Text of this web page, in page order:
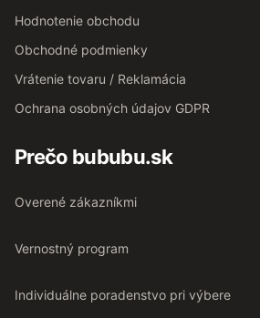
Hodnotenie obchodu
Obchodné podmienky
Vrátenie tovaru / Reklamácia
Ochrana osobných údajov GDPR
Prečo bububu.sk
Overené zákazníkmi
Vernostný program
Individuálne poradenstvo pri výbere